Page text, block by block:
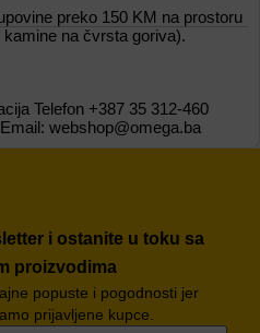
preko 150 KM na prostoru
na čvrsta goriva).
Telefon +387 35 312-460
webshop@omega.ba
i ostanite u toku sa
proizvodima
popuste i pogodnosti jer
prijavljene kupce.